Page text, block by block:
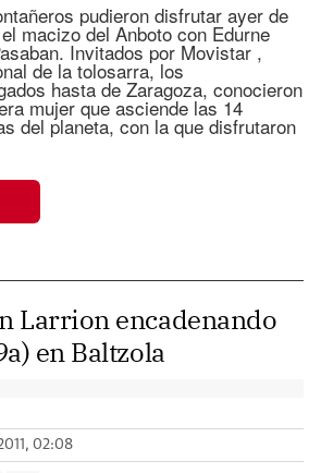
pudieron disfrutar ayer de
macizo del Anboto con Edurne
Invitados por Movistar ,
de la tolosarra, los
hasta de Zaragoza, conocieron
mujer que asciende las 14
del planeta, con la que disfrutaron
Larrion encadenando
en Baltzola
02:08